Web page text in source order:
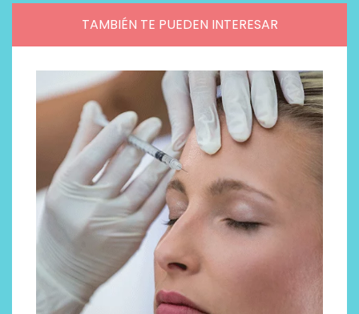
TAMBIÉN TE PUEDEN INTERESAR